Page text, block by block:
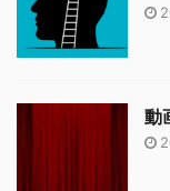
動